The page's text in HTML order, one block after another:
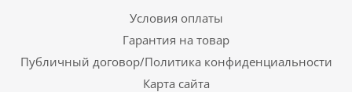
Условия оплаты
Гарантия на товар
Публичный договор/Политика конфиденциальности
Карта сайта